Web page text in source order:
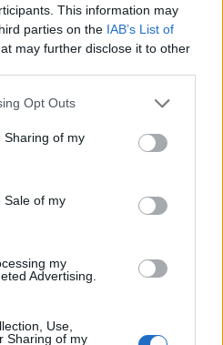
This information may
parties on the IAB’s List of
may further disclose it to other
app uses one or more Google
behaviour. You may click to
and its third-party tags to
purposes in below Google
Opt Outs
Sharing of my
Sale of my
my
Advertising.
Use,
Sharing of my
populisták (a rasszista
vagy más nemzet
szószólói)
kínálnak eltérő
mindig
megőrizzék a
és gazdasági